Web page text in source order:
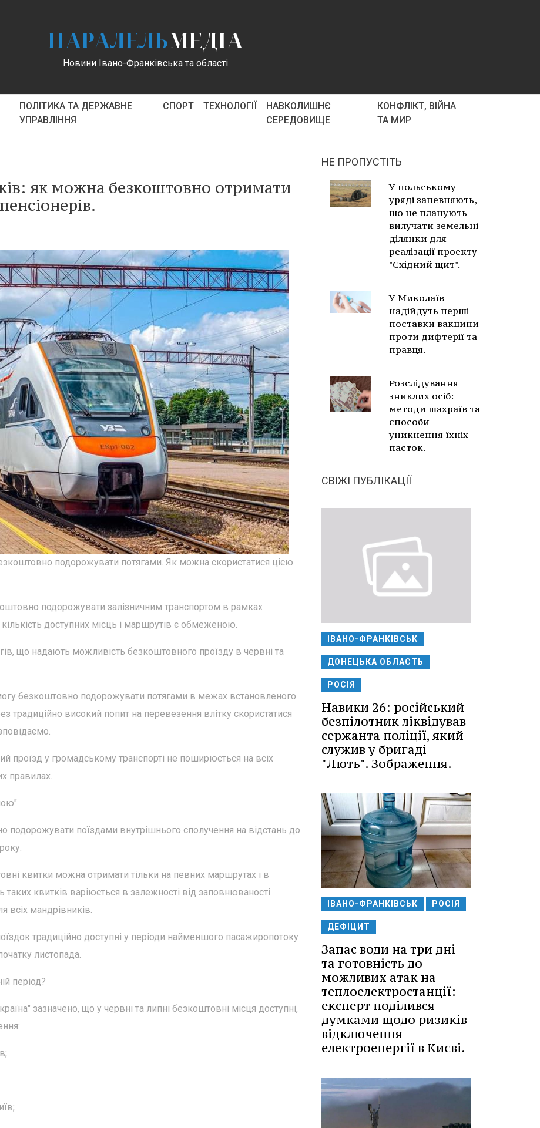
ПАРАЛЕЛЬМЕДІА
Новини Івано-Франківська та області
ПОЛІТИКА ТА ДЕРЖАВНЕ
УПРАВЛІННЯ
СПОРТ ТЕХНОЛОГІЇ
НАВКОЛИШНЄ
СЕРЕДОВИЩЕ
КОНФЛІКТ, ВІЙНА
ТА МИР
як можна безкоштовно отримати
подорожувати потягами. Як можна скористатися цією
подорожувати залізничним транспортом в рамках
доступних місць і маршрутів є обмеженою.
що надають можливість безкоштовного проїзду в червні та
безкоштовно подорожувати потягами в межах встановленого
традиційно високий попит на перевезення влітку скористатися
у громадському транспорті не поширюється на всіх
правилах.
поїздами внутрішнього сполучення на відстань до
квитки можна отримати тільки на певних маршрутах і в
таких квитків варіюється в залежності від заповнюваності
всіх мандрівників.
традиційно доступні у періоди найменшого пасажиропотоку
листопада.
період?
зазначено, що у червні та липні безкоштовні місця доступні,
НЕ ПРОПУСТІТЬ
У польському
уряді запевняють,
що не планують
вилучати земельні
ділянки для
реалізації проекту
"Східний щит".
У Миколаїв
надійдуть перші
поставки вакцини
проти дифтерії та
правця.
Розслідування
зниклих осіб:
методи шахраїв та
способи
уникнення їхніх
пасток.
СВІЖІ ПУБЛІКАЦІЇ
ІВАНО-ФРАНКІВСЬК
ДОНЕЦЬКА ОБЛАСТЬ
РОСІЯ
Навики 26: російський
безпілотник ліквідував
сержанта поліції, який
служив у бригаді
"Лють". Зображення.
ІВАНО-ФРАНКІВСЬК РОСІЯ
ДЕФІЦИТ
Запас води на три дні
та готовність до
можливих атак на
теплоелектростанції:
експерт поділився
думками щодо ризиків
відключення
електроенергії в Києві.